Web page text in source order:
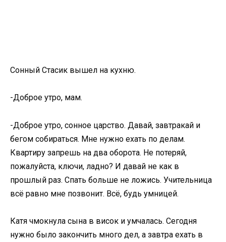
Сонный Стасик вышел на кухню.
-Доброе утро, мам.
-Доброе утро, сонное царство. Давай, завтракай и
бегом собираться. Мне нужно ехать по делам.
Квартиру запрешь на два оборота. Не потеряй,
пожалуйста, ключи, ладно? И давай не как в
прошлый раз. Спать больше не ложись. Учительница
всё равно мне позвонит. Всё, будь умницей.
Катя чмокнула сына в висок и умчалась. Сегодня
нужно было закончить много дел, а завтра ехать в